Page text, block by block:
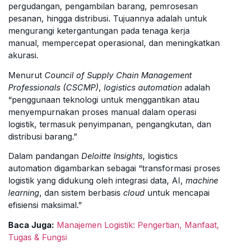
pergudangan, pengambilan barang, pemrosesan
pesanan, hingga distribusi. Tujuannya adalah untuk
mengurangi ketergantungan pada tenaga kerja
manual, mempercepat operasional, dan meningkatkan
akurasi.
Menurut Council of Supply Chain Management
Professionals (CSCMP), logistics automation adalah
“penggunaan teknologi untuk menggantikan atau
menyempurnakan proses manual dalam operasi
logistik, termasuk penyimpanan, pengangkutan, dan
distribusi barang.”
Dalam pandangan Deloitte Insights, logistics
automation digambarkan sebagai “transformasi proses
logistik yang didukung oleh integrasi data, AI, machine
learning, dan sistem berbasis cloud untuk mencapai
efisiensi maksimal.”
Baca Juga: Manajemen Logistik: Pengertian, Manfaat,
Tugas & Fungsi